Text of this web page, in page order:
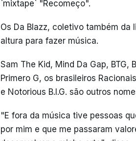
`mixtape` "Recomeço".
Os Da Blazz, coletivo também da
altura para fazer música.
Sam The Kid, Mind Da Gap, BTG,
Primero G, os brasileiros
e Notorious B.I.G. são outros
"E fora da música tive pessoas
por mim e que me passaram